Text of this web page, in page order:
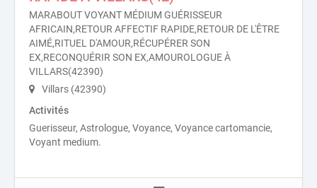
MARABOUT VOYANT MÉDIUM GUÉRISSEUR
AFRICAIN,RETOUR AFFECTIF RAPIDE,RETOUR DE L'ÊTRE
AIMÉ,RITUEL D'AMOUR,RÉCUPÉRER SON
EX,RECONQUÉRIR SON EX,AMOUROLOGUE À
VILLARS(42390)
Villars (42390)
Activités
Guerisseur, Astrologue, Voyance, Voyance cartomancie,
Voyant medium.